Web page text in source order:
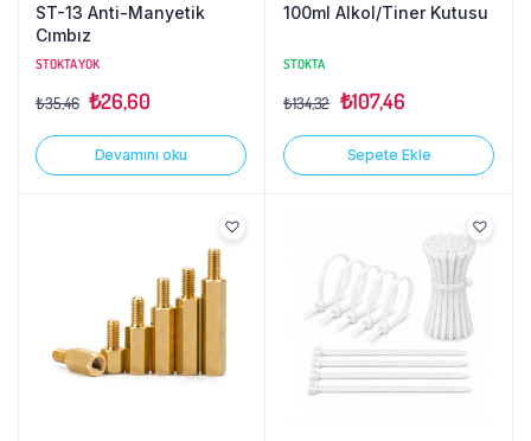
ST-13 Anti-Manyetik
Cımbız
STOKTA YOK
₺35,46 ₺26,60
Devamını oku
100ml Alkol/Tiner Kutusu
STOKTA
₺134,32 ₺107,46
Sepete Ekle